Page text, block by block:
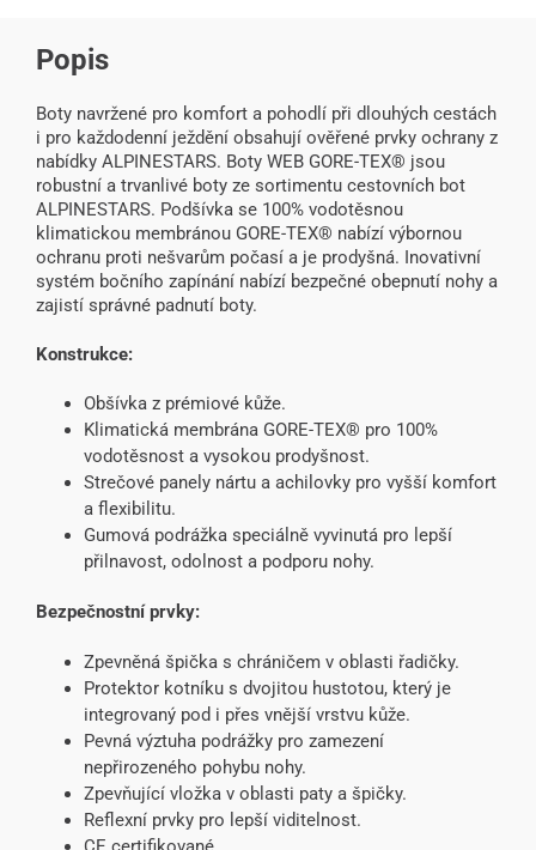
Popis
Boty navržené pro komfort a pohodlí při dlouhých cestách
i pro každodenní ježdění obsahují ověřené prvky ochrany z
nabídky ALPINESTARS. Boty WEB GORE-TEX® jsou
robustní a trvanlivé boty ze sortimentu cestovních bot
ALPINESTARS. Podšívka se 100% vodotěsnou
klimatickou membránou GORE-TEX® nabízí výbornou
ochranu proti nešvarům počasí a je prodyšná. Inovativní
systém bočního zapínání nabízí bezpečné obepnutí nohy a
zajistí správné padnutí boty.
Konstrukce:
Obšívka z prémiové kůže.
Klimatická membrána GORE-TEX® pro 100%
vodotěsnost a vysokou prodyšnost.
Strečové panely nártu a achilovky pro vyšší komfort
a flexibilitu.
Gumová podrážka speciálně vyvinutá pro lepší
přilnavost, odolnost a podporu nohy.
Bezpečnostní prvky:
Zpevněná špička s chráničem v oblasti řadičky.
Protektor kotníku s dvojitou hustotou, který je
integrovaný pod i přes vnější vrstvu kůže.
Pevná výztuha podrážky pro zamezení
nepřirozeného pohybu nohy.
Zpevňující vložka v oblasti paty a špičky.
Reflexní prvky pro lepší viditelnost.